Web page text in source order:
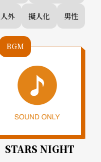
人外 擬人化 男性
BGM
STARS NIGHT